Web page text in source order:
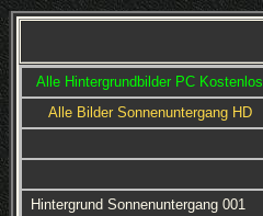
Alle Hintergrundbilder PC Kostenlos
Alle Bilder Sonnenuntergang HD
Hintergrund Sonnenuntergang 001